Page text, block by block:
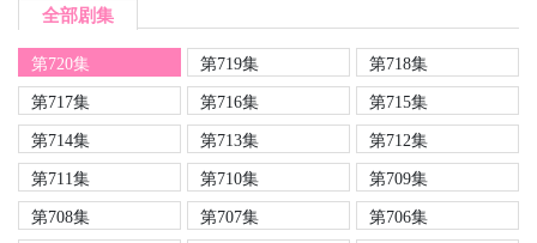
全部剧集
第720集 第719集
第718集
第717集
第716集
第715集
第714集
第713集
第712集
第711集
第710集
第709集
第708集
第707集
第706集